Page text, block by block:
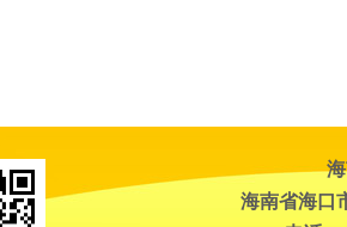
海南省海口